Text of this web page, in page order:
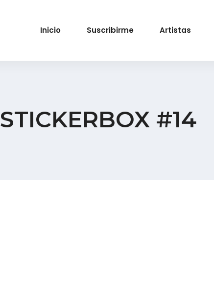
Inicio Suscribirme Artistas
STICKERBOX #14